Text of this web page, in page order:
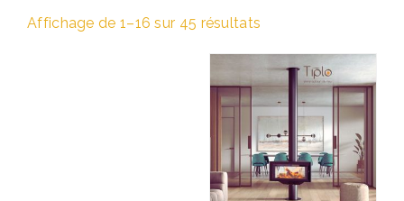
Affichage de 1–16 sur 45 résultats